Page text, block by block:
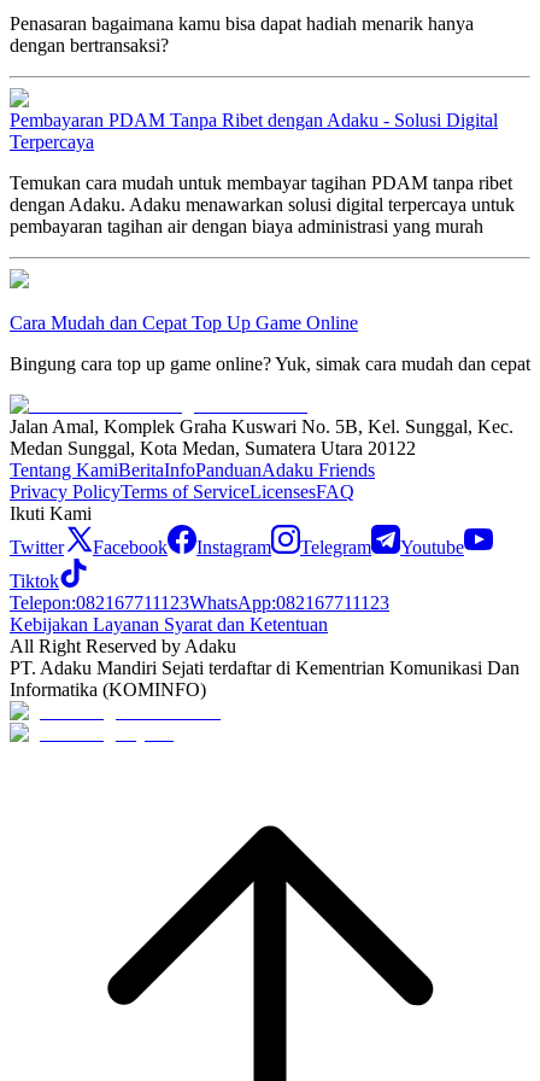
Penasaran bagaimana kamu bisa dapat hadiah menarik hanya
dengan bertransaksi?
Pembayaran PDAM Tanpa Ribet dengan Adaku - Solusi Digital
Terpercaya
Temukan cara mudah untuk membayar tagihan PDAM tanpa ribet
dengan Adaku. Adaku menawarkan solusi digital terpercaya untuk
pembayaran tagihan air dengan biaya administrasi yang murah
Cara Mudah dan Cepat Top Up Game Online
Bingung cara top up game online? Yuk, simak cara mudah dan cepat
Jalan Amal, Komplek Graha Kuswari No. 5B, Kel. Sunggal, Kec.
Medan Sunggal, Kota Medan, Sumatera Utara 20122
Tentang KamiBeritaInfoPanduanAdaku Friends
Privacy PolicyTerms of ServiceLicensesFAQ
Ikuti Kami
Twitter
Facebook Instagram Telegram
Youtube
Tiktok
Telepon:082167711123WhatsApp:082167711123
Kebijakan Layanan Syarat dan Ketentuan
All Right Reserved by Adaku
PT. Adaku Mandiri Sejati terdaftar di Kementrian Komunikasi Dan
Informatika (KOMINFO)